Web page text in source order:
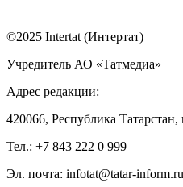
©2025 Intertat (Интертат)
Учредитель АО «Татмедиа»
Адрес редакции:
420066, Республика
Тел.: +7 843 222 0 999
Эл. почта: infotat@tatar-inform.ru